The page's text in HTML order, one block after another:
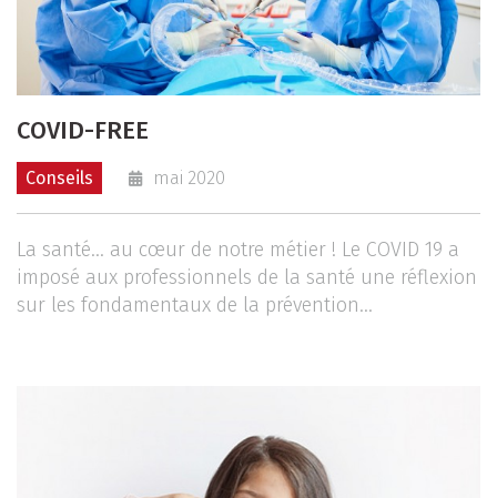
COVID-FREE
Conseils mai 2020
La santé… au cœur de notre métier ! Le COVID 19 a
imposé aux professionnels de la santé une réflexion
sur les fondamentaux de la prévention...